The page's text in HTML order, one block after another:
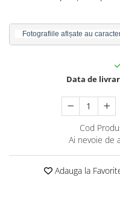
Fotografiile afișate au
Data de
Cod
Ai nevoie de
Adauga la